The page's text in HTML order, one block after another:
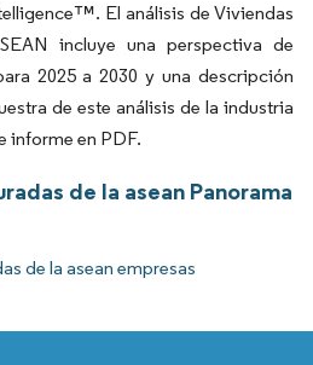
El análisis de Viviendas
incluye una perspectiva de
2025 a 2030 y una descripción
de este análisis de la industria
informe en PDF.
de la asean Panorama
de la asean empresas